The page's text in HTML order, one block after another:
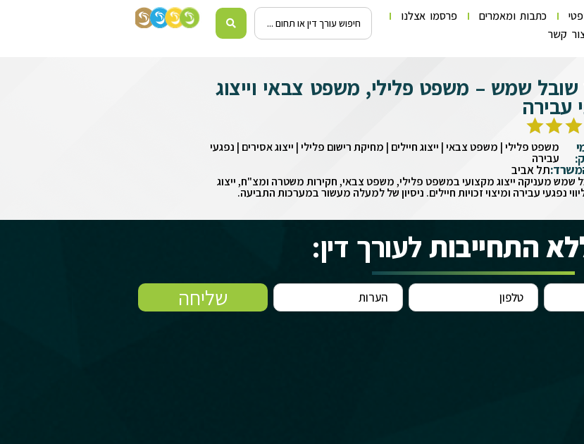
כתבות ומאמרים
פרסמו אצלנו
קשר
שמש – משפט פלילי, משפט צבאי וייצוג
עבירה
משפט פלילי | משפט צבאי | ייצוג חיילים | מחיקת רישום פלילי | ייצוג אסירים | נפגעי
עבירה
תל אביב
שמש מעניקה ייצוג מקצועי במשפט פלילי, משפט צבאי, חקירות משטרה ומצ"ח, ייצוג
נפגעי עבירה ומיצוי זכויות חיילים. ניסיון של למעלה מעשור במערכות התביעה.
התחייבותלעורך דין:
שליחה